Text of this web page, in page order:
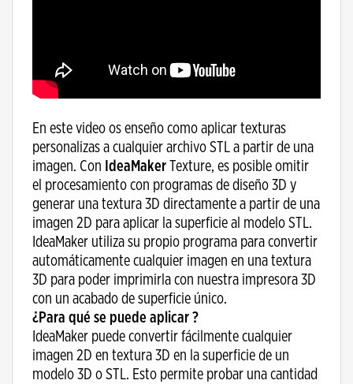
En este video os enseño como aplicar texturas
personalizas a cualquier archivo STL a partir de una
imagen. Con IdeaMaker Texture, es posible omitir
el procesamiento con programas de diseño 3D y
generar una textura 3D directamente a partir de una
imagen 2D para aplicar la superficie al modelo STL.
IdeaMaker utiliza su propio programa para convertir
automáticamente cualquier imagen en una textura
3D para poder imprimirla con nuestra impresora 3D
con un acabado de superficie único.
¿Para qué se puede aplicar ?
IdeaMaker puede convertir fácilmente cualquier
imagen 2D en textura 3D en la superficie de un
modelo 3D o STL. Esto permite probar una cantidad